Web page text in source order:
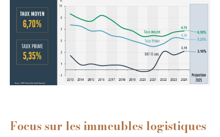
Focus sur les immeubles logistiques